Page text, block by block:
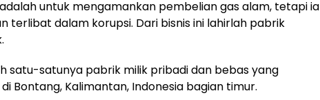
untuk mengamankan pembelian gas alam, tetapi ia
terlibat dalam korupsi. Dari bisnis ini lahirlah pabrik
satu-satunya pabrik milik pribadi dan bebas yang
Bontang, Kalimantan, Indonesia bagian timur.